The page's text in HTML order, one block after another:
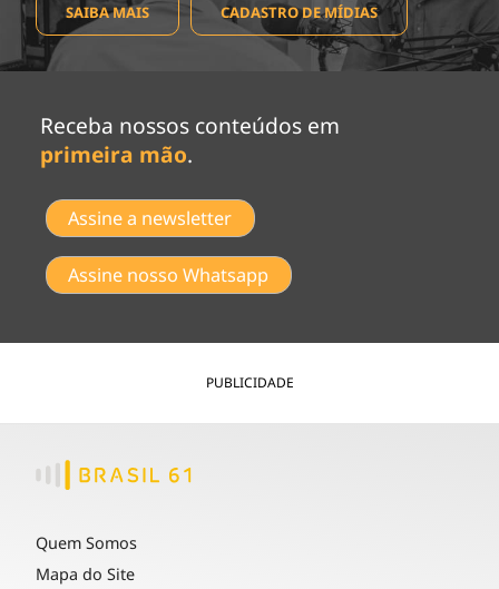
SAIBA MAIS CADASTRO DE MÍDIAS
Receba nossos conteúdos em
primeira mão.
Assine a newsletter
Assine nosso Whatsapp
PUBLICIDADE
Quem Somos
Mapa do Site